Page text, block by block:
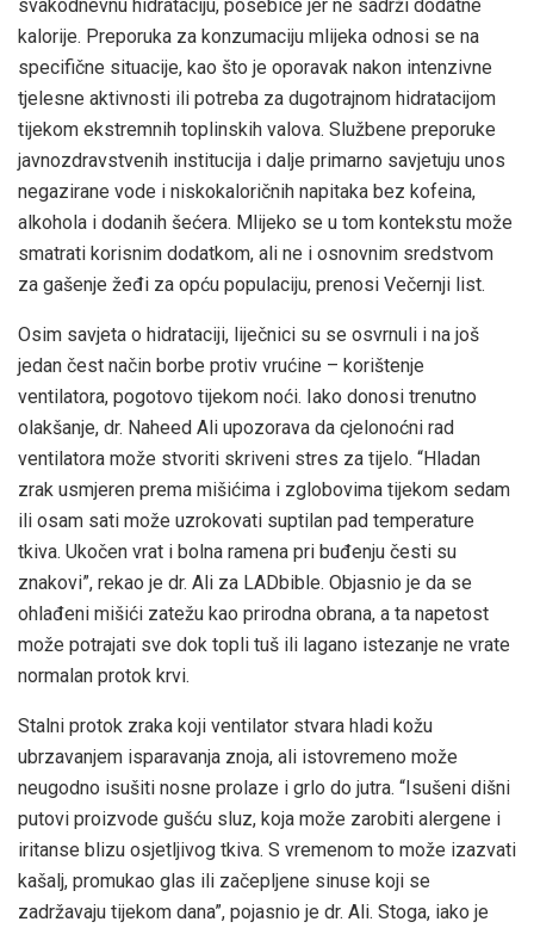
svakodnevnu hidrataciju, posebice jer ne sadrži dodatne
kalorije. Preporuka za konzumaciju mlijeka odnosi se na
specifične situacije, kao što je oporavak nakon intenzivne
tjelesne aktivnosti ili potreba za dugotrajnom hidratacijom
tijekom ekstremnih toplinskih valova. Službene preporuke
javnozdravstvenih institucija i dalje primarno savjetuju unos
negazirane vode i niskokaloričnih napitaka bez kofeina,
alkohola i dodanih šećera. Mlijeko se u tom kontekstu može
smatrati korisnim dodatkom, ali ne i osnovnim sredstvom
za gašenje žeđi za opću populaciju, prenosi Večernji list.
Osim savjeta o hidrataciji, liječnici su se osvrnuli i na još
jedan čest način borbe protiv vrućine – korištenje
ventilatora, pogotovo tijekom noći. Iako donosi trenutno
olakšanje, dr. Naheed Ali upozorava da cjelonoćni rad
ventilatora može stvoriti skriveni stres za tijelo. “Hladan
zrak usmjeren prema mišićima i zglobovima tijekom sedam
ili osam sati može uzrokovati suptilan pad temperature
tkiva. Ukočen vrat i bolna ramena pri buđenju česti su
znakovi”, rekao je dr. Ali za LADbible. Objasnio je da se
ohlađeni mišići zatežu kao prirodna obrana, a ta napetost
može potrajati sve dok topli tuš ili lagano istezanje ne vrate
normalan protok krvi.
Stalni protok zraka koji ventilator stvara hladi kožu
ubrzavanjem isparavanja znoja, ali istovremeno može
neugodno isušiti nosne prolaze i grlo do jutra. “Isušeni dišni
putovi proizvode gušću sluz, koja može zarobiti alergene i
iritanse blizu osjetljivog tkiva. S vremenom to može izazvati
kašalj, promukao glas ili začepljene sinuse koji se
zadržavaju tijekom dana”, pojasnio je dr. Ali. Stoga, iako je